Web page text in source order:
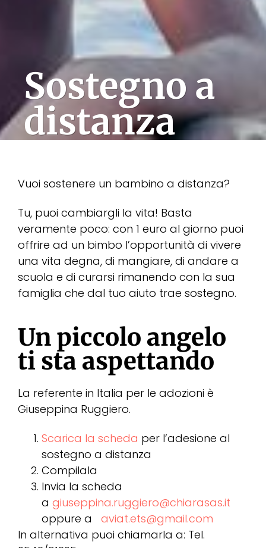
Sostegno a
distanza
Vuoi sostenere un bambino a distanza?
Tu, puoi cambiargli la vita! Basta
veramente poco: con 1 euro al giorno puoi
offrire ad un bimbo l’opportunità di vivere
una vita degna, di mangiare, di andare a
scuola e di curarsi rimanendo con la sua
famiglia che dal tuo aiuto trae sostegno.
Un piccolo angelo
ti sta aspettando
La referente in Italia per le adozioni è
Giuseppina Ruggiero.
Scarica la scheda per l’adesione al
sostegno a distanza
Compilala
Invia la scheda
a giuseppina.ruggiero@chiarasas.it
oppure a aviat.ets@gmail.com
In alternativa puoi chiamarla a: Tel.